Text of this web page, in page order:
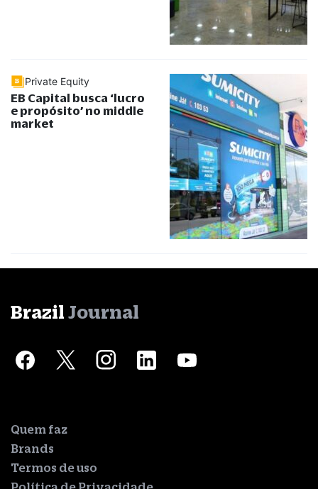
Private Equity
EB Capital busca ‘lucro
e propósito’ no middle
market
Brazil Journal
Quem faz
Brands
Termos de uso